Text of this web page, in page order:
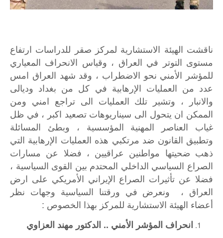
ناقشت الهيئة الاستشارية لمركز صقر للدراسات ارتفاع
مستوى التوتر في العراق ، وقياس الانحراف المعياري
للمؤشر الأمني نحو الاضطراب ، وقد شهد العراق امس
عدد من العمليات الإرهابية في كل من بغداد وديالى
والانبار ، وتشير تلك العمليات الى تراجع امني ومن
الممكن ان يتحول الى سيناريوهات تصعيد اكبر ، في ظل
غياب العناصر المهنية المؤسسية ، وبطئ المسائلة
وتطبيق القانون ضد مرتكبي هذه العمليات الإرهابية التي
ذهب ضحيتها مواطنين عراقيين ، فضلا عن مسارات
الصراع السياسي الداخلي المحتدم بين القوى السياسية ،
فضلا عن تأثيرات الصراع الإيراني الأمريكي على ارض
العراق ، ونعرض في ورقتنا السياسية وجهات نظر
أعضاء الهيئة الاستشارية للمركز بهذا الخصوص :
انحراف المؤشر الأمني .. الدكتور مهند العزاوي